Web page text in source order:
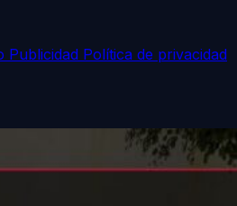
Publicidad Política de privacidad